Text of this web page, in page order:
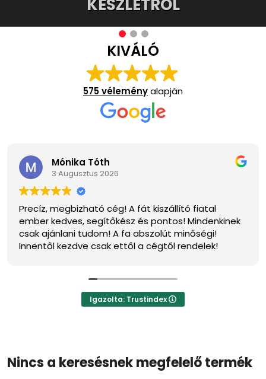
KÉSZLETRŐL
KIVÁLÓ
575 véleményalapján
Mónika Tóth
3 Augusztus 2026
Precíz, megbizható cég! A fát kiszállító fiatal
ember kedves, segítőkész és pontos! Mindenkinek
csak ajánlani tudom! A fa abszolút minőségi!
Innentől kezdve csak ettől a cégtől rendelek!
Igazolta: Trustindex
Nincs a keresésnek megfelelő termék